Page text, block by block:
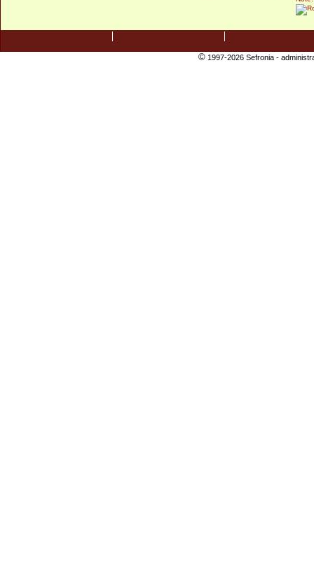
©1997-2026 Sefronia -